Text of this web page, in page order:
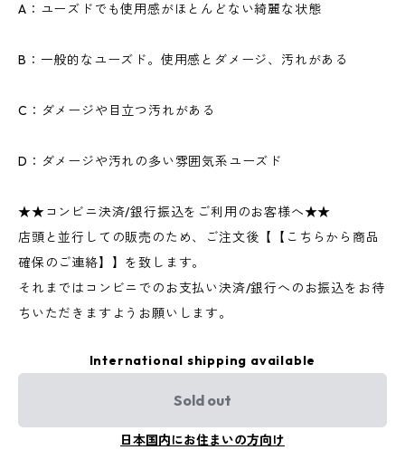
A：ユーズドでも使用感がほとんどない綺麗な状態
B：一般的なユーズド。使用感とダメージ、汚れがある
C：ダメージや目立つ汚れがある
D：ダメージや汚れの多い雰囲気系ユーズド
★★コンビニ決済/銀行振込をご利用のお客様へ★★
店頭と並行しての販売のため、ご注文後【【こちらから商品
確保のご連絡】】を致します。
それまではコンビニでのお支払い決済/銀行へのお振込をお待
ちいただきますようお願いします。
International shipping available
Sold out
日本国内にお住まいの方向け